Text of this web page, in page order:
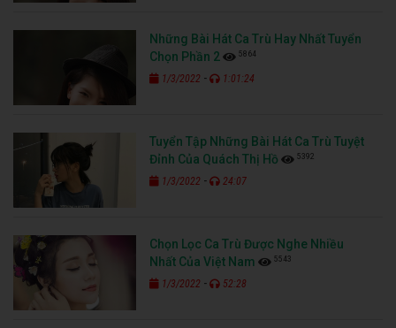
Những Bài Hát Ca Trù Hay Nhất Tuyển
Chọn Phần 2
5864
1/3/2022 - 1:01:24
Tuyển Tập Những Bài Hát Ca Trù Tuyệt
Đỉnh Của Quách Thị Hồ
5392
1/3/2022 - 24:07
Chọn Lọc Ca Trù Được Nghe Nhiều
Nhất Của Việt Nam
5543
1/3/2022 - 52:28